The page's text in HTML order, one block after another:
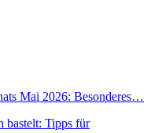
Mai 2026: Besonderes…